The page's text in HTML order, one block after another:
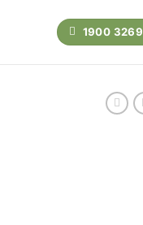
1900 3269